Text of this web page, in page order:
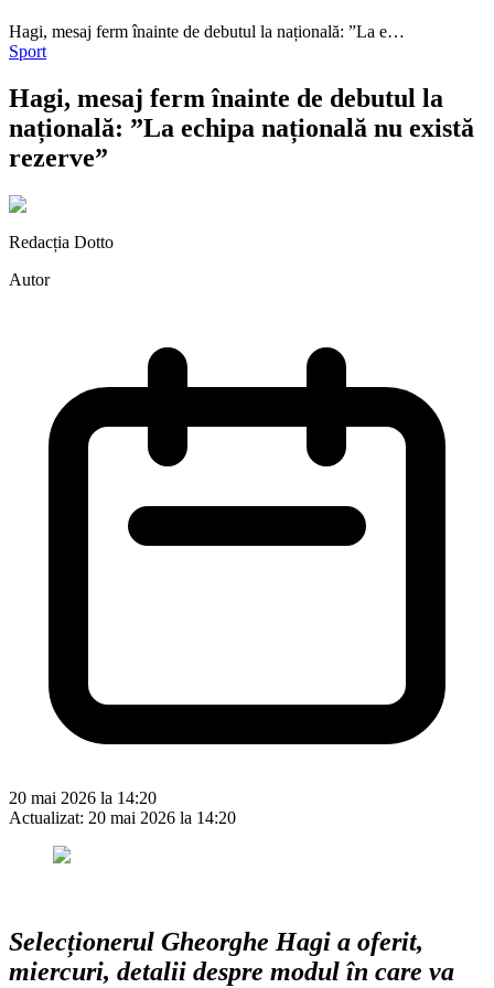
Hagi, mesaj ferm înainte de debutul la națională: ”La e…
Sport
Hagi, mesaj ferm înainte de debutul la
națională: ”La echipa națională nu există
rezerve”
Redacția Dotto
Autor
20 mai 2026 la 14:20
Actualizat: 20 mai 2026 la 14:20
Selecționerul Gheorghe Hagi a oferit,
miercuri, detalii despre modul în care va